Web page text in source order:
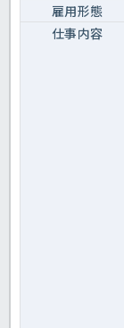
雇用形態
仕事内容